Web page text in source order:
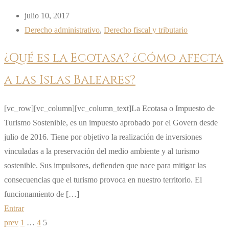
julio 10, 2017
Derecho administrativo, Derecho fiscal y tributario
¿Qué es la Ecotasa? ¿Cómo afecta
a las Islas Baleares?
[vc_row][vc_column][vc_column_text]La Ecotasa o Impuesto de
Turismo Sostenible, es un impuesto aprobado por el Govern desde
julio de 2016. Tiene por objetivo la realización de inversiones
vinculadas a la preservación del medio ambiente y al turismo
sostenible. Sus impulsores, defienden que nace para mitigar las
consecuencias que el turismo provoca en nuestro territorio. El
funcionamiento de […]
Entrar
prev 1 … 4 5